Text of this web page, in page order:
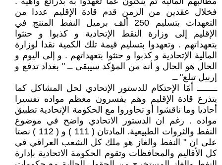
فخلال عقدين من الزمن قدم قادة الإقليم عددا من
التعهدات بتسليم 250 ألف برميل النفط المنتج في
الإقليم إلى وزارة النقط الإتحادية و كذبوا و حنثوا
بتعهداتهم . وتعهدوا بتسليم قيمة تلك الكمية نقدا لوزارة
المالية الإتحادية و كذبوا و حنثوا بتعهداتهم . و إلى اليوم و
الحال هو الحال و أنه من المؤكد سيبقى ــ " بغداد تدفع و
إربيل تبلع" ــ
ــــــــ أمّا الإحتكام للدستور الإتحادي لحل المشاكل كما
يتذرع قادة الإقليم وهم يفسرون معظم مواده تفسيرا
أحاديا وما ناقشوا أو تحاوروا مع الحكومة الإتحادية تطبيق
مواده . رغم ان الدستور الاتحادي واضح في موضوع
النفط والثروات الطبيعية. المادتان ( 111 ) و ( 112 ) نصتا
على ان " النفط والغاز هو ملك كل الشعب العراقي في
كل الأقاليم والمحافظات وتقوم الحكومة الاتحادية بإدارة